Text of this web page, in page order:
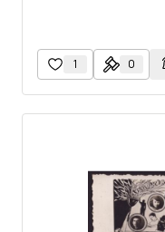
1 0